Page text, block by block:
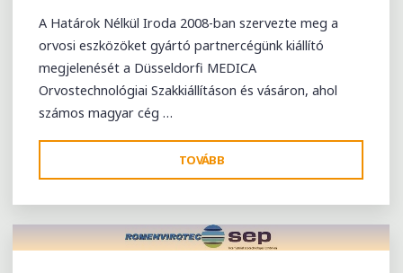
A Határok Nélkül Iroda 2008-ban szervezte meg a
orvosi eszközöket gyártó partnercégünk kiállító
megjelenését a Düsseldorfi MEDICA
Orvostechnológiai Szakkiállításon és vásáron, ahol
számos magyar cég …
TOVÁBB
NEMZETKÖZI
ORVOSTECHNIKAI
SZAKVÁSÁR
–